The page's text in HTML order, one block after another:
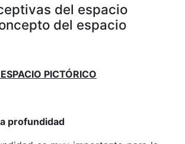
del espacio
del espacio
PICTÓRICO
profundidad